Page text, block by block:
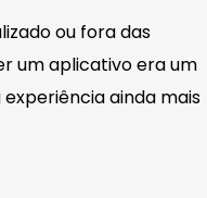
ou fora das
um aplicativo era um
ainda mais